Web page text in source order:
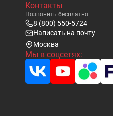
Контакты
Позвонить бесплатно
8 (800) 550-5724
Написать на почту
Москва
Мы в соцсетях: